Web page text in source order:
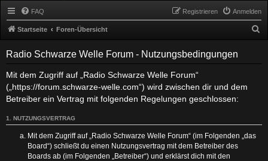
DERL
MEN
U
FAQ Anmelden
Registrieren
Startseite Foren-Übersicht
Radio Schwarze Welle Forum - Nutzungsbedingungen
Mit dem Zugriff auf „Radio Schwarze Welle Forum“
(„https://forum.schwarze-welle.com“) wird zwischen dir und dem
Betreiber ein Vertrag mit folgenden Regelungen geschlossen:
1. NUTZUNGSVERTRAG
Mit dem Zugriff auf „Radio Schwarze Welle Forum“ (im Folgenden „das
Board“) schließt du einen Nutzungsvertrag mit dem Betreiber des
Boards ab (im Folgenden „Betreiber“) und erklärst dich mit den